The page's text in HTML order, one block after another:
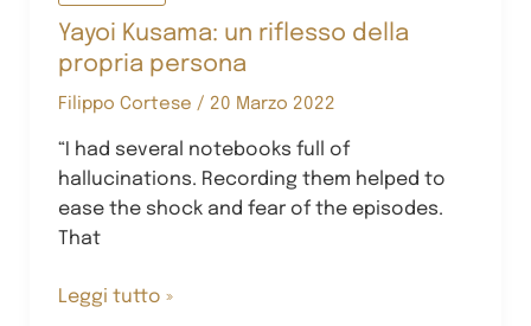
Yayoi Kusama: un riflesso della
propria persona
Filippo Cortese / 20 Marzo 2022
“I had several notebooks full of
hallucinations. Recording them helped to
ease the shock and fear of the episodes.
That
Yayoi
Leggi tutto »